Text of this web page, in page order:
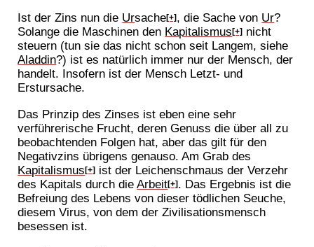
Ist der Zins nun die Ursache[+] , die Sache von Ur?
Solange die Maschinen den Kapitalismus[+] nicht
steuern (tun sie das nicht schon seit Langem, siehe
Aladdin?) ist es natürlich immer nur der Mensch, der
handelt. Insofern ist der Mensch Letzt- und
Erstursache.
Das Prinzip des Zinses ist eben eine sehr
verführerische Frucht, deren Genuss die über all zu
beobachtenden Folgen hat, aber das gilt für den
Negativzins übrigens genauso. Am Grab des
Kapitalismus[+] ist der Leichenschmaus der Verzehr
des Kapitals durch dieArbeit[+]. Das Ergebnis ist die
Befreiung des Lebens von dieser tödlichen Seuche,
diesem Virus, von dem der Zivilisationsmensch
besessen ist.